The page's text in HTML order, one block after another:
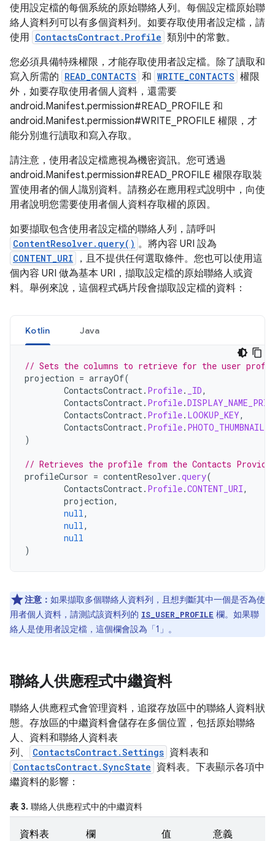
使用設定檔的每個系統的原始聯絡人列。每個設定檔原始聯
絡人資料列可以有多個資料列。如要存取使用者設定檔，請
使用 ContactsContract.Profile 類別中的常數。
您必須具備特殊權限，才能存取使用者設定檔。除了讀取和
寫入所需的 READ_CONTACTS 和 WRITE_CONTACTS 權限
外，如要存取使用者個人資料，還需要
android.Manifest.permission#READ_PROFILE 和
android.Manifest.permission#WRITE_PROFILE 權限，才
能分別進行讀取和寫入存取。
請注意，使用者設定檔應視為機密資訊。您可透過
android.Manifest.permission#READ_PROFILE 權限存取裝
置使用者的個人識別資料。請務必在應用程式說明中，向使
用者說明您需要使用者個人資料存取權的原因。
如要擷取包含使用者設定檔的聯絡人列，請呼叫
ContentResolver.query() 。將內容 URI 設為
CONTENT_URI
，且不提供任何選取條件。您也可以使用這
個內容 URI 做為基本 URI，擷取設定檔的原始聯絡人或資
料。舉例來說，這個程式碼片段會擷取設定檔的資料：
Kotlin Java
// Sets the columns to retrieve for the user
projection = arrayOf(
ContactsContract. Profile. _ID,
ContactsContract. Profile.
ContactsContract. Profile. LOOKUP_KEY,
ContactsContract. Profile.
)
// Retrieves the profile from the Contacts
profileCursor = contentResolver .query(
ContactsContract. Profile.CONTENT_URI,
projection,
null,
null,
null
)
注意： 如果擷取多個聯絡人資料列，且想判斷其中一個是否為使
用者個人資料，請測試該資料列的 IS_USER_PROFILE 欄。如果聯
絡人是使用者設定檔，這個欄會設為「1」。
聯絡人供應程式中繼資料
聯絡人供應程式會管理資料，追蹤存放區中的聯絡人資料狀
態。存放區的中繼資料會儲存在多個位置，包括原始聯絡
人、資料和聯絡人資料表
列、
ContactsContract.Settings 資料表和
ContactsContract.SyncState 資料表。下表顯示各項中
繼資料的影響：
表 3. 聯絡人供應程式中的中繼資料
資料表 欄 值 意義